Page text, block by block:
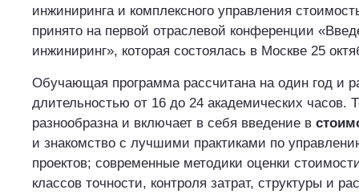
инжиниринга и комплексного управления
принято на первой отраслевой конференции
инжиниринг», которая состоялась в Москве 25
Обучающая программа рассчитана на один год и
длительностью от 16 до 24 академических часов.
разнообразна и включает в себя введение в
и знакомство с лучшими практиками по
проектов; современные методики оценки
классов точности, контроля затрат, структуры и